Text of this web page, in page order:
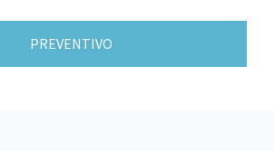
PREVENTIVO